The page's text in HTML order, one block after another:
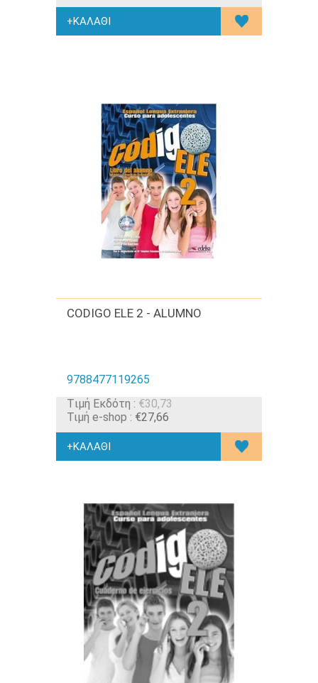
CODIGO ELE 2 - ALUMNO
9788477119265
Tιμή Εκδότη : €30,73
Τιμή e-shop : €27,66